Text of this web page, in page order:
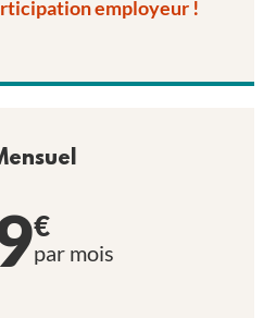
employeur !
€
par mois